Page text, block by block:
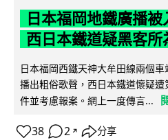
日本福岡地鐵廣播
西日本鐵道疑黑客所
日本福岡西鐵天神大牟田線兩個
播出粗俗歌聲，西日本鐵道懷疑
件並考慮報案。網上一度傳言...
38 2 ↗ 分享